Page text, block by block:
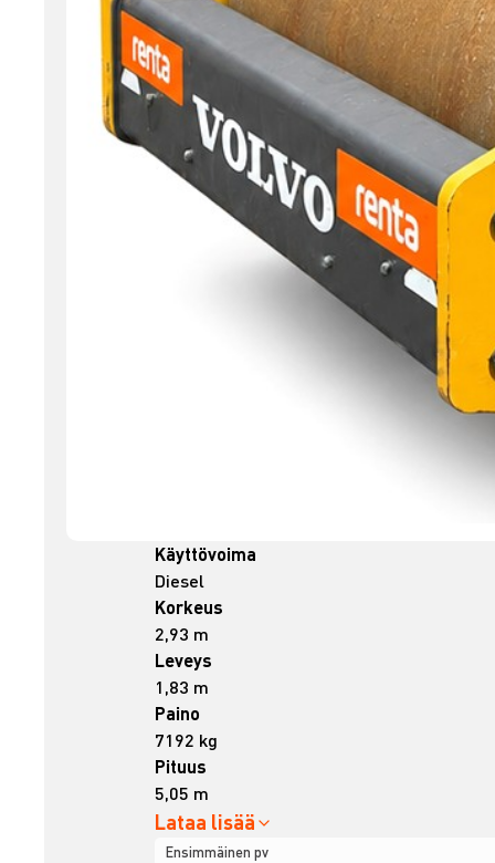
Käyttövoima
Diesel
Korkeus
2,93 m
Leveys
1,83 m
Paino
7192 kg
Pituus
5,05 m
Lataa lisää
Ensimmäinen pv